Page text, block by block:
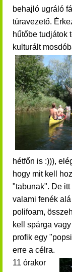
behajló ugráló
túravezető.
hűtőbe tudjátok
kulturált
hétfőn is :))),
hogy mit kell
"tabunak". De
valami fenék
polifoam,
kell spárga
profik egy
erre a célra.
11 órakor